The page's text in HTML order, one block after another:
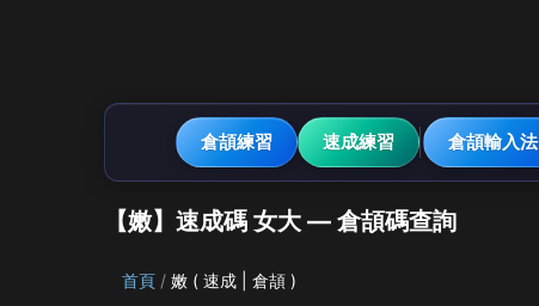
倉頡練習 速成練習 倉頡輸入法
【嫩】速成碼 女大 — 倉頡碼查詢
首頁 嫩 ( 速成 | 倉頡 )